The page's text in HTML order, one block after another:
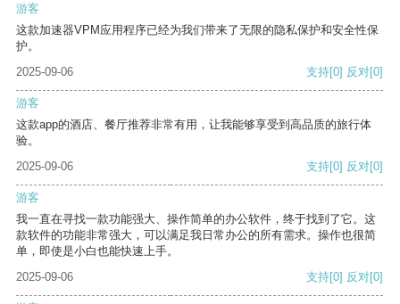
游客
这款加速器VPM应用程序已经为我们带来了无限的隐私保护和安全性保
护。
2025-09-06
支持[0] 反对[0]
游客
这款app的酒店、餐厅推荐非常有用，让我能够享受到高品质的旅行体
验。
2025-09-06
支持[0] 反对[0]
游客
我一直在寻找一款功能强大、操作简单的办公软件，终于找到了它。这
款软件的功能非常强大，可以满足我日常办公的所有需求。操作也很简
单，即使是小白也能快速上手。
2025-09-06
支持[0] 反对[0]